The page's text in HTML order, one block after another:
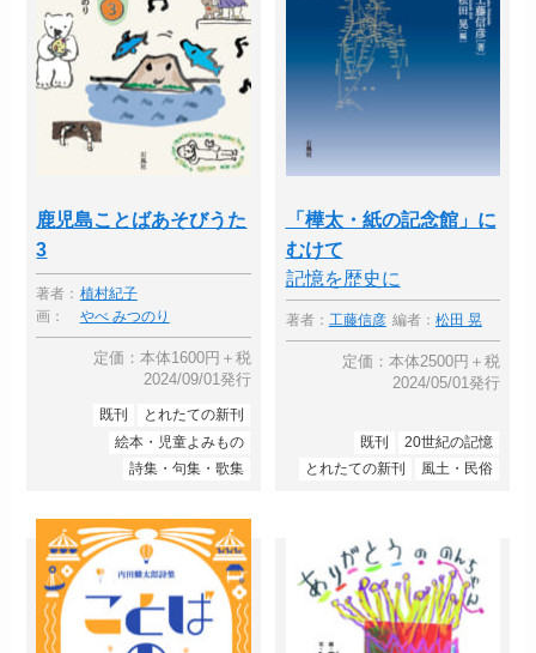
鹿児島ことばあそびうた
3
著者： 植村紀子
画：
やべ みつのり
定価：本体1600円＋税
2024/09/01発行
既刊
とれたての新刊
絵本・児童よみもの
詩集・句集・歌集
「樺太・紙の記念館」に
むけて
記憶を歴史に
著者： 工藤信彦 編者： 松田 晃
定価：本体2500円＋税
2024/05/01発行
既刊
20世紀の記憶
とれたての新刊
風土・民俗